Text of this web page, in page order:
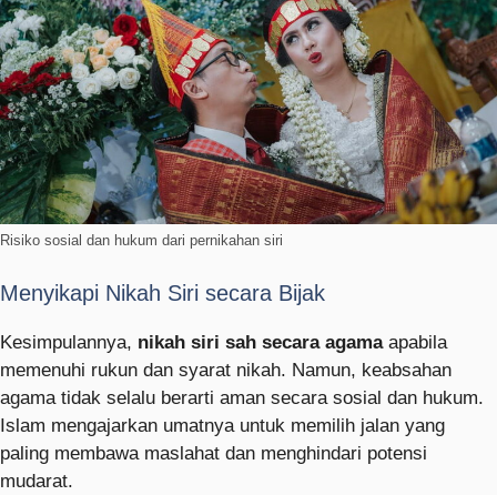
Risiko sosial dan hukum dari pernikahan siri
Menyikapi Nikah Siri secara Bijak
Kesimpulannya, nikah siri sah secara agamaapabila
memenuhi rukun dan syarat nikah. Namun, keabsahan
agama tidak selalu berarti aman secara sosial dan hukum.
Islam mengajarkan umatnya untuk memilih jalan yang
paling membawa maslahat dan menghindari potensi
mudarat.